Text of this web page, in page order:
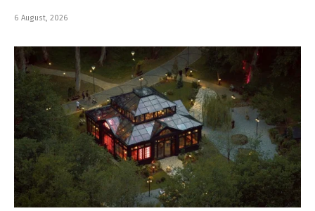
6 August, 2026